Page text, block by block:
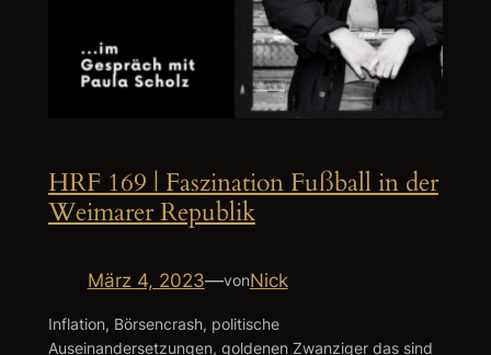
HRF 169 | Faszination Fußball in der
Weimarer Republik
März 4, 2023—vonNick
Inflation, Börsencrash, politische
Auseinandersetzungen, goldenen Zwanziger das sind